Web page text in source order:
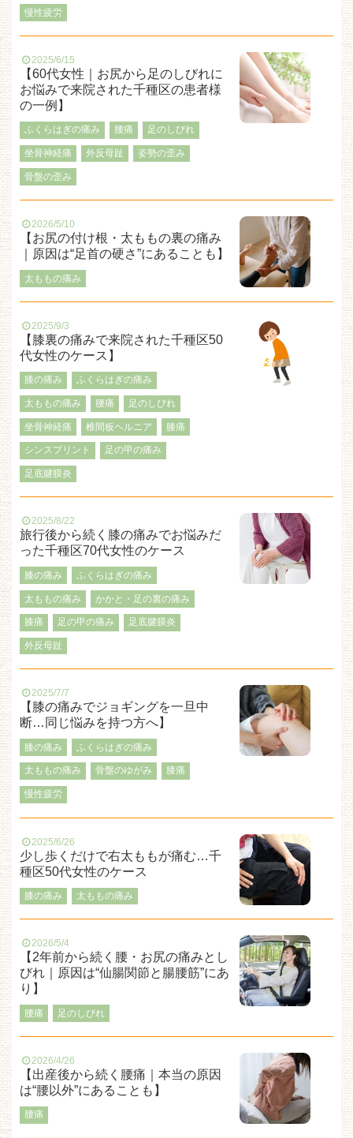
慢性疲労
2025/6/15
【60代女性｜お尻から足のしびれに
お悩みで来院された千種区の患者様
の一例】
ふくらはぎの痛み 腰痛 足のしびれ
坐骨神経痛 外反母趾 姿勢の歪み
骨盤の歪み
2026/5/10
【お尻の付け根・太ももの裏の痛み
｜原因は“足首の硬さ”にあることも】
太ももの痛み
2025/9/3
【膝裏の痛みで来院された千種区50
代女性のケース】
膝の痛み ふくらはぎの痛み
太ももの痛み 腰痛 足のしびれ
坐骨神経痛 椎間板ヘルニア 膝痛
シンスプリント 足の甲の痛み
足底腱膜炎
2025/8/22
旅行後から続く膝の痛みでお悩みだ
った千種区70代女性のケース
膝の痛み ふくらはぎの痛み
太ももの痛み かかと・足の裏の痛み
膝痛 足の甲の痛み 足底腱膜炎
外反母趾
2025/7/7
【膝の痛みでジョギングを一旦中
断…同じ悩みを持つ方へ】
膝の痛み ふくらはぎの痛み
太ももの痛み 骨盤のゆがみ 膝痛
慢性疲労
2025/6/26
少し歩くだけで右太ももが痛む…千
種区50代女性のケース
膝の痛み 太ももの痛み
2026/5/4
【2年前から続く腰・お尻の痛みとし
びれ｜原因は“仙腸関節と腸腰筋”にあ
り】
腰痛 足のしびれ
2026/4/26
【出産後から続く腰痛｜本当の原因
は“腰以外”にあることも】
腰痛